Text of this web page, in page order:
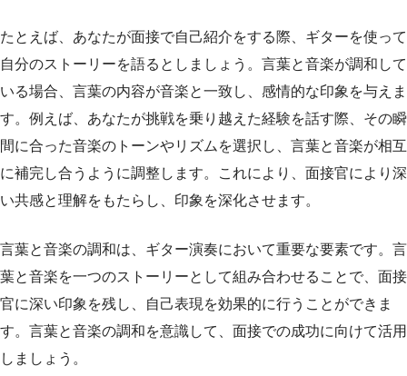
たとえば、あなたが面接で自己紹介をする際、ギターを使って
自分のストーリーを語るとしましょう。言葉と音楽が調和して
いる場合、言葉の内容が音楽と一致し、感情的な印象を与えま
す。例えば、あなたが挑戦を乗り越えた経験を話す際、その瞬
間に合った音楽のトーンやリズムを選択し、言葉と音楽が相互
に補完し合うように調整します。これにより、面接官により深
い共感と理解をもたらし、印象を深化させます。
言葉と音楽の調和は、ギター演奏において重要な要素です。言
葉と音楽を一つのストーリーとして組み合わせることで、面接
官に深い印象を残し、自己表現を効果的に行うことができま
す。言葉と音楽の調和を意識して、面接での成功に向けて活用
しましょう。